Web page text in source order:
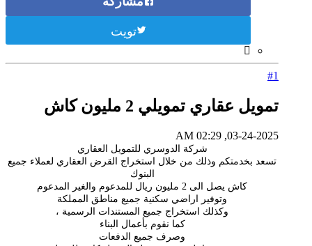
تويت
#1
تمويل عقاري تمويلي 2 مليون كاش
03-24-2025, 02:29 AM
شركة الدوسري للتمويل العقاري
تسعد بخدمتكم وذلك من خلال استخراج القرض العقاري لعملاء جميع
البنوك
كاش يصل الى 2 مليون ريال للمدعوم والغير المدعوم
وتوفير اراضي سكنية جميع مناطق المملكة
وكذلك استخراج جميع المستندات الرسمية ،
كما نقوم بأعمال البناء
وصرف جميع الدفعات